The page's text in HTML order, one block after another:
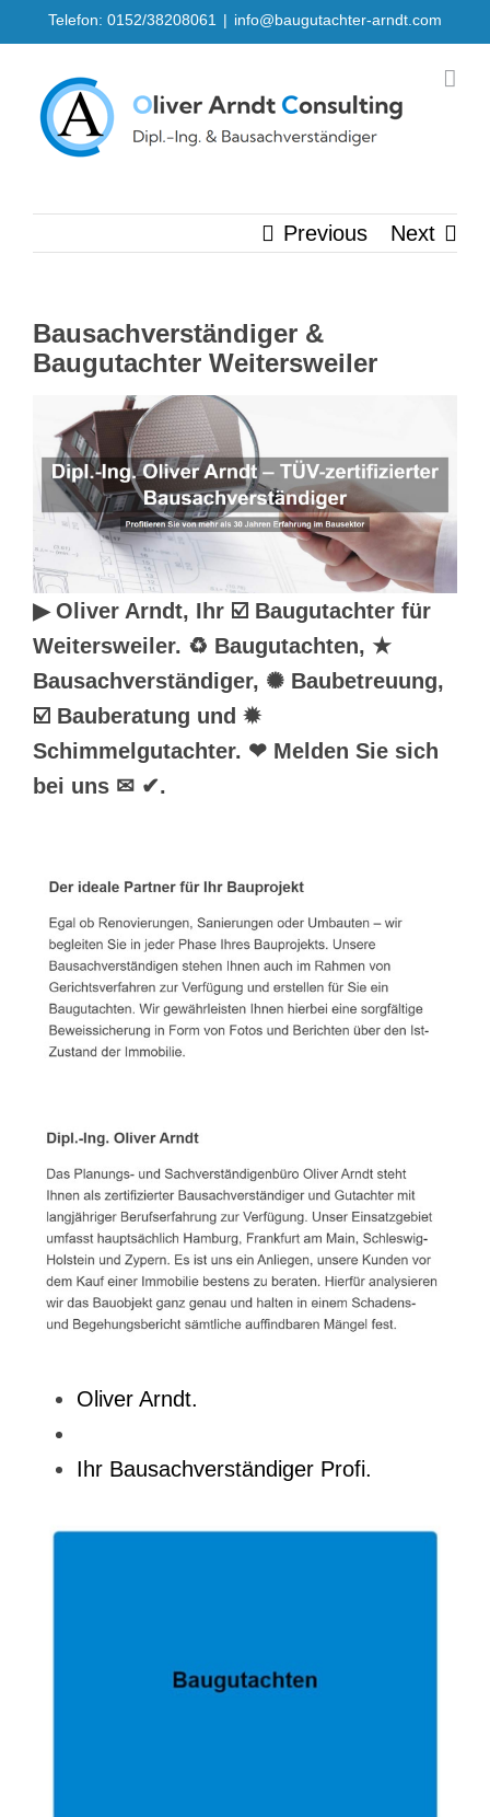
to
content
Telefon: 0152/38208061 | info@baugutachter-arndt.com
Previous Next
Bausachverständiger &
Baugutachter Weitersweiler
▶︎ Oliver Arndt, Ihr ☑️ Baugutachter für
Weitersweiler. ♻ Baugutachten, ★
Bausachverständiger, ✺ Baubetreuung,
☑️ Bauberatung und ✹
Schimmelgutachter. ❤ Melden Sie sich
bei uns ✉ ✔.
Oliver Arndt.
Ihr Bausachverständiger Profi.